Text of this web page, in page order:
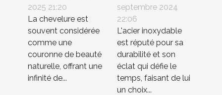
tissage brésilien
naturel
2025 21:20
La chevelure est
souvent considérée
comme une
couronne de beauté
naturelle, offrant une
infinité de...
préservation
des bijoux en
acier
inoxydable
septembre 2024
22:06
L'acier inoxydable
est réputé pour sa
durabilité et son
éclat qui défie le
temps, faisant de lui
un choix...